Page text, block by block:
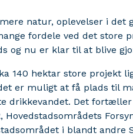
natur, oplevelser i det
fordele ved det store
og nu er klar til at blive
140 hektar store projekt
er muligt at få plads til
drikkevandet. Det
Hovedstadsområdets
i blandt andre